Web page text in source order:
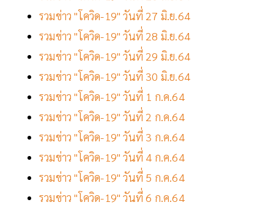
รวมข่าว "โควิด-19" วันที่ 27 มิ.ย.64
รวมข่าว "โควิด-19" วันที่ 28 มิ.ย.64
รวมข่าว "โควิด-19" วันที่ 29 มิ.ย.64
รวมข่าว "โควิด-19" วันที่ 30 มิ.ย.64
รวมข่าว "โควิด-19" วันที่ 1 ก.ค.64
รวมข่าว "โควิด-19" วันที่ 2 ก.ค.64
รวมข่าว "โควิด-19" วันที่ 3 ก.ค.64
รวมข่าว "โควิด-19" วันที่ 4 ก.ค.64
รวมข่าว "โควิด-19" วันที่ 5 ก.ค.64
รวมข่าว "โควิด-19" วันที่ 6 ก.ค.64